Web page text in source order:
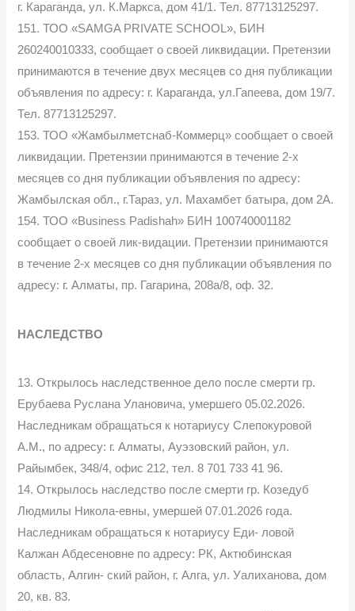
г. Караганда, ул. К.Маркса, дом 41/1. Тел. 87713125297.
151. ТОО «SAMGA PRIVATE SCHOOL», БИН
260240010333, сообщает о своей ликвидации. Претензии
принимаются в течение двух месяцев со дня публикации
объявления по адресу: г. Караганда, ул.Гапеева, дом 19/7.
Тел. 87713125297.
153. ТОО «Жамбылметснаб-Коммерц» сообщает о своей
ликвидации. Претензии принимаются в течение 2-х
месяцев со дня публикации объявления по адресу:
Жамбылская обл., г.Тараз, ул. Махамбет батыра, дом 2А.
154. ТОО «Business Padishah» БИН 100740001182
сообщает о своей лик-видации. Претензии принимаются
в течение 2-х месяцев со дня публикации объявления по
адресу: г. Алматы, пр. Гагарина, 208а/8, оф. 32.
НАСЛЕДСТВО
13. Открылось наследственное дело после смерти гр.
Ерубаева Руслана Улановича, умершего 05.02.2026.
Наследникам обращаться к нотариусу Слепокуровой
А.М., по адресу: г. Алматы, Ауэзовский район, ул.
Райымбек, 348/4, офис 212, тел. 8 701 733 41 96.
14. Открылось наследство после смерти гр. Козедуб
Людмилы Никола-евны, умершей 07.01.2026 года.
Наследникам обращаться к нотариусу Еди- ловой
Калжан Абдесеновне по адресу: РК, Актюбинская
область, Алгин- ский район, г. Алга, ул. Уалиханова, дом
20, кв. 83.